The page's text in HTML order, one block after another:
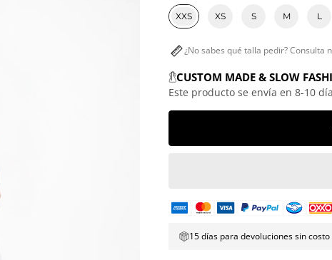
XXS XS S M L
¿No sabes qué talla pedir? Consulta
CUSTOM MADE & SLOW
Este producto se envía en 8-10
15 días para devoluciones sin costo